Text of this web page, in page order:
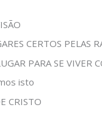
CERTOS PELAS
PARA SE VIVER
isto
CRISTO